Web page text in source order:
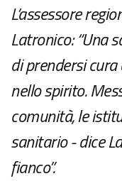
L’assessore
Latronico: “Una
di prendersi
nello spirito.
comunità, le
sanitario - dice
fianco”.